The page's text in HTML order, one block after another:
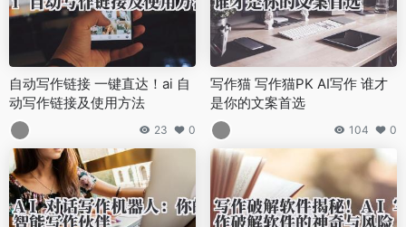
自动写作链接 一键直达！ai 自
动写作链接及使用方法
23 0
写作猫 写作猫PK AI写作 谁才
是你的文案首选
104 0